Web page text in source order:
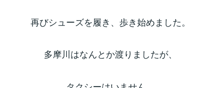
再びシューズを履き、歩き始めました。
多摩川はなんとか渡りましたが、